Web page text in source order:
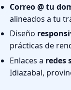
Correo @ tu
alineados a tu
Diseño
prácticas de
Enlaces a redes
Idiazabal,